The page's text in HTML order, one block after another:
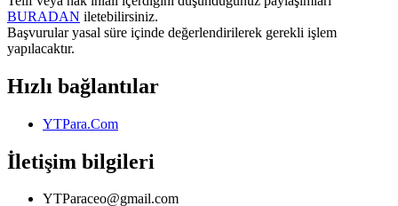
BURADAN iletebilirsiniz.
Başvurular yasal süre içinde değerlendirilerek gerekli işlem
yapılacaktır.
Hızlı bağlantılar
YTPara.Com
İletişim bilgileri
YTParaceo@gmail.com